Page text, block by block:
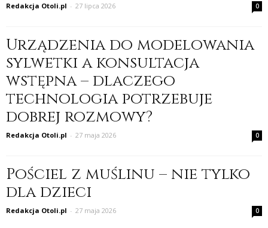
Redakcja Otoli.pl - 27 lipca 2026 0
Urządzenia do modelowania
sylwetki a konsultacja
wstępna – dlaczego
technologia potrzebuje
dobrej rozmowy?
Redakcja Otoli.pl - 27 maja 2026 0
Pościel z muślinu – nie tylko
dla dzieci
Redakcja Otoli.pl - 27 maja 2026 0